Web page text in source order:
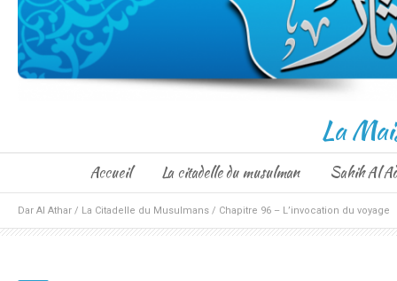
La
Accueil La citadelle du musulman Sahih Al
Dar Al Athar / La Citadelle du Musulmans / Chapitre 96 – L’invocation du voyage